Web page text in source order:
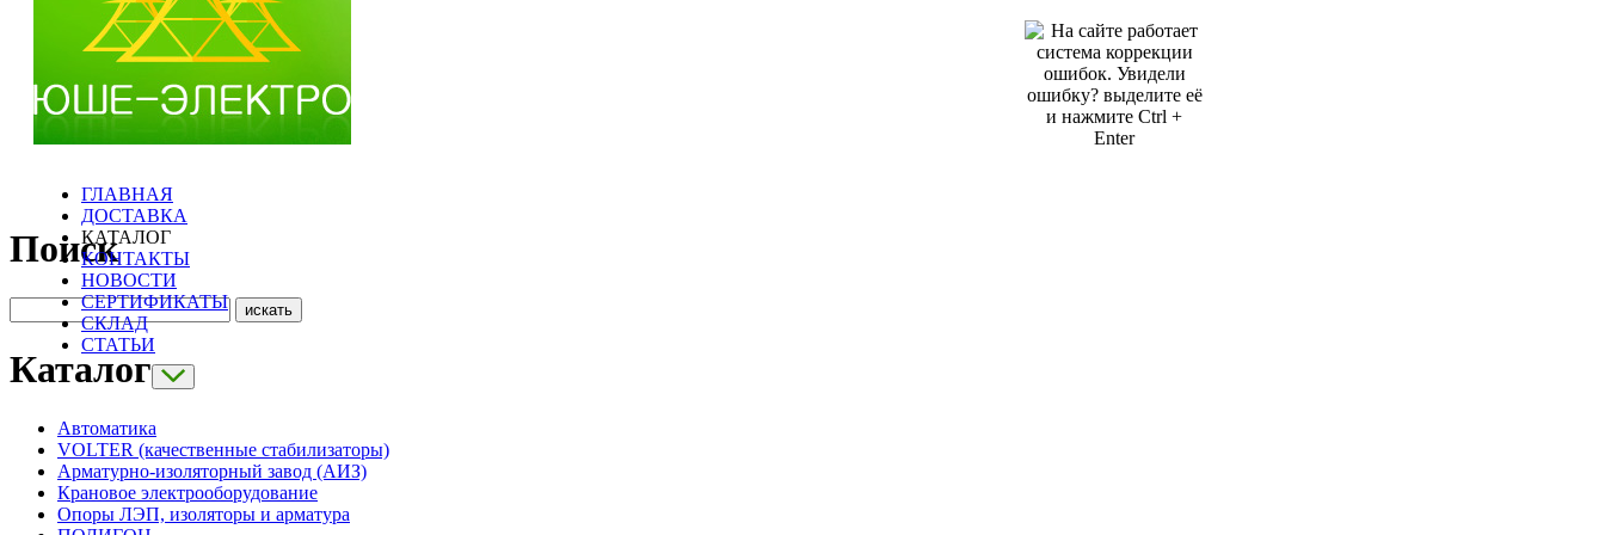
ГЛАВНАЯ
ДОСТАВКА
КАТАЛОГ
КОНТАКТЫ
НОВОСТИ
СЕРТИФИКАТЫ
СКЛАД
СТАТЬИ
Поиск
Каталог
Автоматика
VOLTER (качественные стабилизаторы)
Арматурно-изоляторный завод (АИЗ)
Крановое электрооборудование
Опоры ЛЭП, изоляторы и арматура